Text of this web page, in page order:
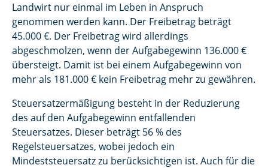
Landwirt nur einmal im Leben in Anspruch
genommen werden kann. Der Freibetrag beträgt
45.000 €. Der Freibetrag wird allerdings
abgeschmolzen, wenn der Aufgabegewinn 136.000 €
übersteigt. Damit ist bei einem Aufgabegewinn von
mehr als 181.000 € kein Freibetrag mehr zu gewähren.
Steuersatzermäßigung besteht in der Reduzierung
des auf den Aufgabegewinn entfallenden
Steuersatzes. Dieser beträgt 56 % des
Regelsteuersatzes, wobei jedoch ein
Mindeststeuersatz zu berücksichtigen ist. Auch für die